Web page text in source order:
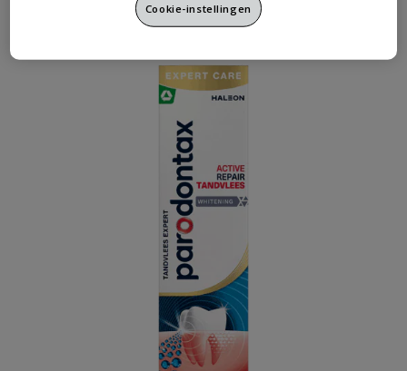
parodontax Active Repair Tandvlees Fresh Mint
Cookie-instellingen